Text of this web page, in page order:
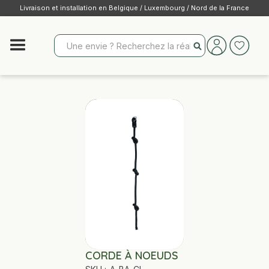
Livraison et installation en Belgique / Luxembourg / Nord de la France
CORDE À NOEUDS